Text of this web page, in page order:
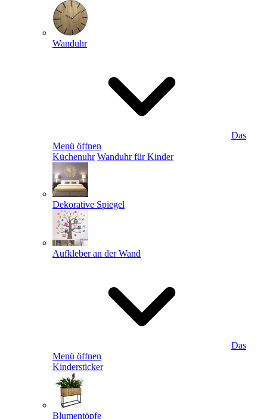
Wanduhr
Das
Menü öffnen
Küchenuhr Wanduhr für Kinder
Dekorative Spiegel
Aufkleber an der Wand
Das
Menü öffnen
Kindersticker
Blumentöpfe